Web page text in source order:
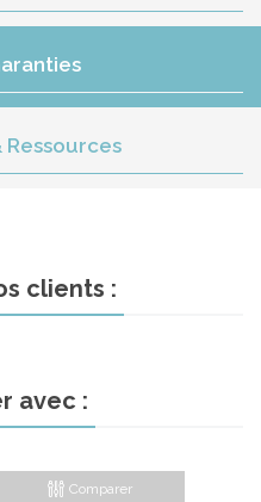
Ressources
clients :
avec :
Comparer